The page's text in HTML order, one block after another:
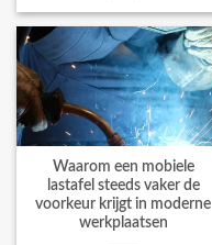
Waarom een mobiele
lastafel steeds vaker de
voorkeur krijgt in moderne
werkplaatsen